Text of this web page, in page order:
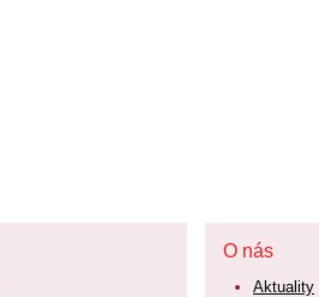
O nás
Aktuality